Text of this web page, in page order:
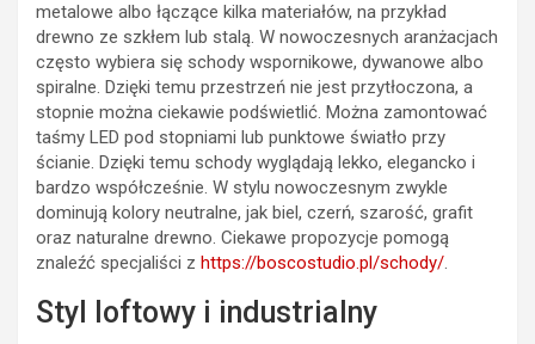
metalowe albo łączące kilka materiałów, na przykład
drewno ze szkłem lub stalą. W nowoczesnych aranżacjach
często wybiera się schody wspornikowe, dywanowe albo
spiralne. Dzięki temu przestrzeń nie jest przytłoczona, a
stopnie można ciekawie podświetlić. Można zamontować
taśmy LED pod stopniami lub punktowe światło przy
ścianie. Dzięki temu schody wyglądają lekko, elegancko i
bardzo współcześnie. W stylu nowoczesnym zwykle
dominują kolory neutralne, jak biel, czerń, szarość, grafit
oraz naturalne drewno. Ciekawe propozycje pomogą
znaleźć specjaliści z https://boscostudio.pl/schody/.
Styl loftowy i industrialny